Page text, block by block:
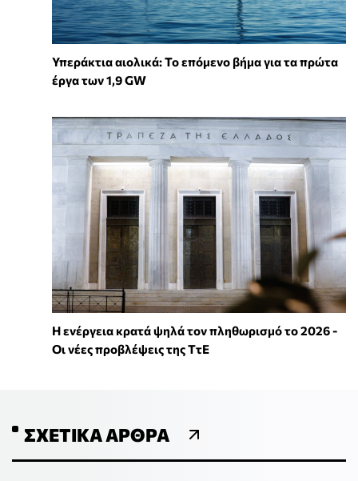
Υπεράκτια αιολικά: Το επόμενο βήμα για τα πρώτα
έργα των 1,9 GW
Η ενέργεια κρατά ψηλά τον πληθωρισμό το 2026 -
Οι νέες προβλέψεις της ΤτΕ
ΣΧΕΤΙΚΆ ΆΡΘΡΑ